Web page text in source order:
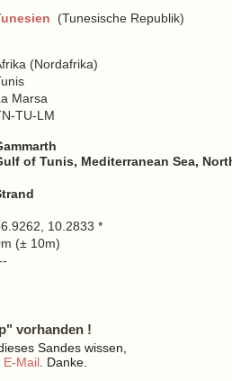
(Tunesische Republik)
(Nordafrika)
Marsa
TU-LM
of Tunis, Mediterranean Sea,
10.2833 *
(± 10m)
vorhanden !
Sandes wissen,
E-Mail . Danke.